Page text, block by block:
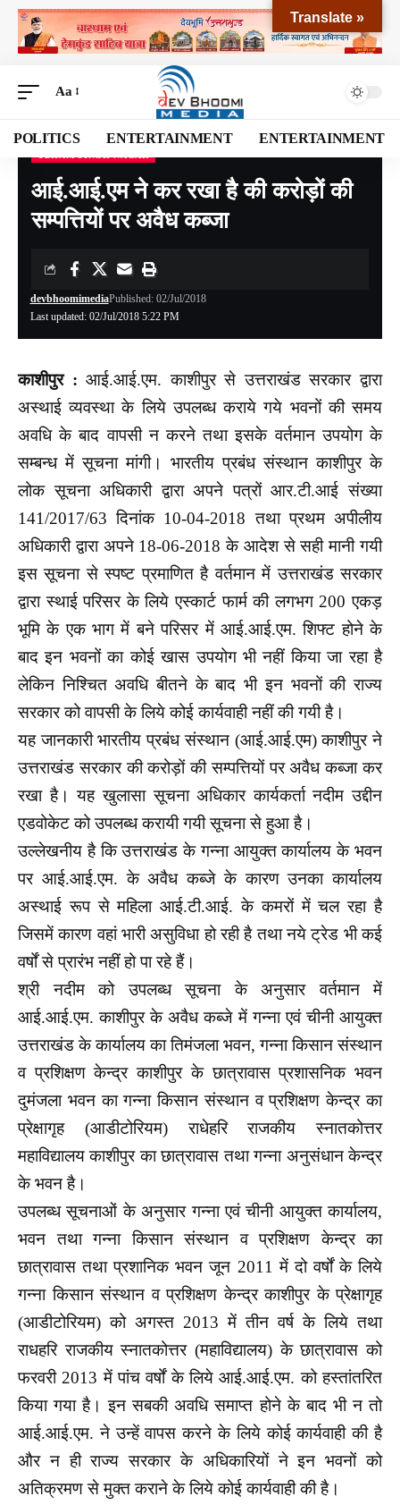
Aa
POLITICS ENTERTAINMENT ENTERTAINMENT
Devbhoomi Media>Blog> NATIONAL>UTTARAKHAND>UDHAM SINGH NAGAR
आई.आई.एम ने कर रखा है की करोड़ों की
सम्पत्तियों पर अवैध कब्जा
Last updated: 02/Jul/2018 5:22 PM
devbhoomimediaPublished: 02/Jul/2018
काशीपुर : आई.आई.एम. काशीपुर से उत्तराखंड सरकार द्वारा
अस्थाई व्यवस्था के लिये उपलब्ध कराये गये भवनों की समय
अवधि के बाद वापसी न करने तथा इसके वर्तमान उपयोग के
सम्बन्ध में सूचना मांगी। भारतीय प्रबंध संस्थान काशीपुर के
लोक सूचना अधिकारी द्वारा अपने पत्रों आर.टी.आई संख्या
141/2017/63 दिनांक 10-04-2018 तथा प्रथम अपीलीय
अधिकारी द्वारा अपने 18-06-2018 के आदेश से सही मानी गयी
इस सूचना से स्पष्ट प्रमाणित है वर्तमान में उत्तराखंड सरकार
द्वारा स्थाई परिसर के लिये एस्कार्ट फार्म की लगभग 200 एकड़
भूमि के एक भाग में बने परिसर में आई.आई.एम. शिफ्ट होने के
बाद इन भवनों का कोई खास उपयोग भी नहीं किया जा रहा है
लेकिन निश्चित अवधि बीतने के बाद भी इन भवनों की राज्य
सरकार को वापसी के लिये कोई कार्यवाही नहीं की गयी है।
यह जानकारी भारतीय प्रबंध संस्थान (आई.आई.एम) काशीपुर ने
उत्तराखंड सरकार की करोड़ों की सम्पत्तियों पर अवैध कब्जा कर
रखा है। यह खुलासा सूचना अधिकार कार्यकर्ता नदीम उद्दीन
एडवोकेट को उपलब्ध करायी गयी सूचना से हुआ है।
उल्लेखनीय है कि उत्तराखंड के गन्ना आयुक्त कार्यालय के भवन
पर आई.आई.एम. के अवैध कब्जे के कारण उनका कार्यालय
अस्थाई रूप से महिला आई.टी.आई. के कमरों में चल रहा है
जिसमें कारण वहां भारी असुविधा हो रही है तथा नये ट्रेड भी कई
वर्षों से प्रारंभ नहीं हो पा रहे हैं।
श्री नदीम को उपलब्ध सूचना के अनुसार वर्तमान में
आई.आई.एम. काशीपुर के अवैध कब्जे में गन्ना एवं चीनी आयुक्त
उत्तराखंड के कार्यालय का तिमंजला भवन, गन्ना किसान संस्थान
व प्रशिक्षण केन्द्र काशीपुर के छात्रावास प्रशासनिक भवन
दुमंजला भवन का गन्ना किसान संस्थान व प्रशिक्षण केन्द्र का
प्रेक्षागृह (आडीटोरियम) राधेहरि राजकीय स्नातकोत्तर
महाविद्यालय काशीपुर का छात्रावास तथा गन्ना अनुसंधान केन्द्र
के भवन है।
उपलब्ध सूचनाओं के अनुसार गन्ना एवं चीनी आयुक्त कार्यालय,
भवन तथा गन्ना किसान संस्थान व प्रशिक्षण केन्द्र का
छात्रावास तथा प्रशानिक भवन जून 2011 में दो वर्षों के लिये
गन्ना किसान संस्थान व प्रशिक्षण केन्द्र काशीपुर के प्रेक्षागृह
(आडीटोरियम) को अगस्त 2013 में तीन वर्ष के लिये तथा
राधहरि राजकीय स्नातकोत्तर (महाविद्यालय) के छात्रावास को
फरवरी 2013 में पांच वर्षों के लिये आई.आई.एम. को हस्तांतरित
किया गया है। इन सबकी अवधि समाप्त होने के बाद भी न तो
आई.आई.एम. ने उन्हें वापस करने के लिये कोई कार्यवाही की है
और न ही राज्य सरकार के अधिकारियों ने इन भवनों को
अतिक्रमण से मुक्त कराने के लिये कोई कार्यवाही की है।
Translate »